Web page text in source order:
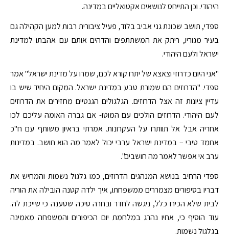
היהודי. וכן התייחס לנושאים אקטואליים במדינה.
ספדי, תושב שכונת גני אביב בלוד, פעיל ציבורית רבות למען הקהילה גם
בעיר מגוריו, ריתק את המשתתפים והדהים אותם עם אהבתו למדינת
ישראל ולעם היהודי.
"אני היום כדרוזי וצאצא של יתרו קורא לכם, שמרו על מדינת ישראל" אמר
ספדי. "הדרוזים הם שמורת טבע במדינת ישראל. המקום היחיד שיש בו
עדיין ציונות זה אצל הדרוזים. הגלגולים הגנטיים מחזירים את הדרוזים
לעם היהודי. הדרוזים הולכים עם המוטו- אם גברה האומה עליכם לכו
אחריה אבל אל תוותרו על העקרונות. אמרתי בראיון משותף עם ח"כ
אחמד טיבי – במדינת ישראל ערבי יכול לאמר מה הוא חושב. במדינות
ערב אי אפשר לאמר מה חושבים".
ספדי הרחיב בנושא המנהגים הדרוזים, כמו גלגול נשמות והמחיש את
דבריו בסיפורים מצמררים ממשפחתו, איך ילדה קטנה הובילה את הוריה
לבית שלא הכירו כלל, ניגשה לחדר ובחרה סיכה שטענה כי שייכת לה.
עוד הוסיף כי, אחיו נהרג במלחמת יום הכיפורים והמשפחה מאמינה
בגלגול נשמות.